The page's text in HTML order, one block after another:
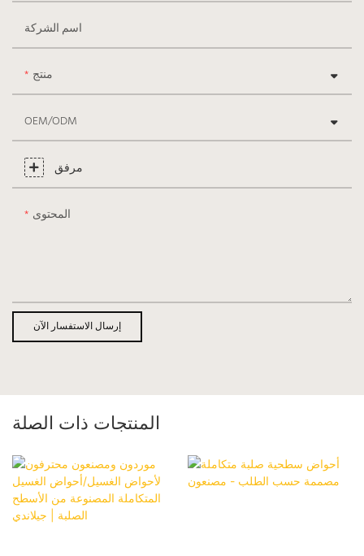
اسم الشركة
منتج
OEM/ODM
مرفق
المحتوى
إرسال الاستفسار الآن
المنتجات ذات الصلة